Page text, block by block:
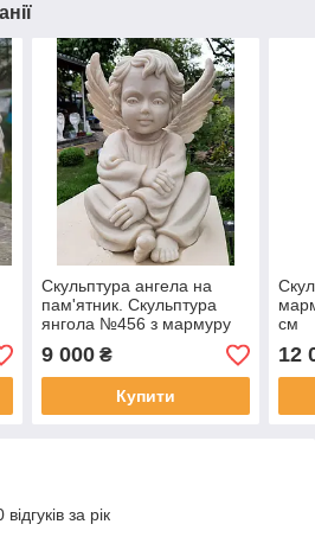
Скульптура ангела на
пам'ятник. Скульптура
янгола №456 з мармуру
35 см
9 000₴
Купити
см
12
за рік